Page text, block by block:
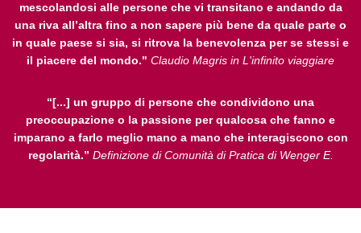
mescolandosi alle persone che vi transitano e andando da
una riva all’altra fino a non sapere più bene da quale parte o
in quale paese si sia, si ritrova la benevolenza per se stessi e
il piacere del mondo." Claudio Magris in L'infinito viaggiare
“[...] un gruppo di persone che condividono una
preoccupazione o la passione per qualcosa che fanno e
imparano a farlo meglio mano a mano che interagiscono con
regolarità.” Definizione di Comunità di Pratica di Wenger E.